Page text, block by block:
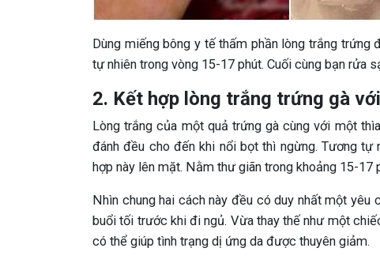
Dùng miếng bông y tế thấm phần lòng trắng
tự nhiên trong vòng 15-17 phút. Cuối cùng bạn rửa
2. Kết hợp lòng trắng trứng gà
Lòng trắng của một quả trứng gà cùng với một
đánh đều cho đến khi nổi bọt thì ngừng. Tương
hợp này lên mặt. Nằm thư giãn trong khoảng 15-
Nhìn chung hai cách này đều có duy nhất một
buổi tối trước khi đi ngủ. Vừa thay thế như một
có thể giúp tình trạng dị ứng da được thuyên giảm.